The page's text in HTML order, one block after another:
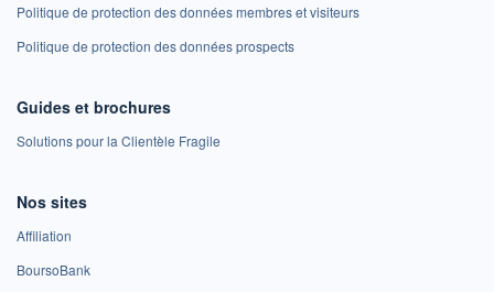
Politique de protection des données membres et visiteurs
Politique de protection des données prospects
Guides et brochures
Solutions pour la Clientèle Fragile
Nos sites
Affiliation
BoursoBank